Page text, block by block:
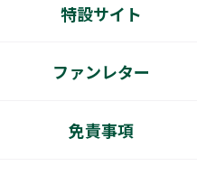
特設サイト
ファンレター
免責事項